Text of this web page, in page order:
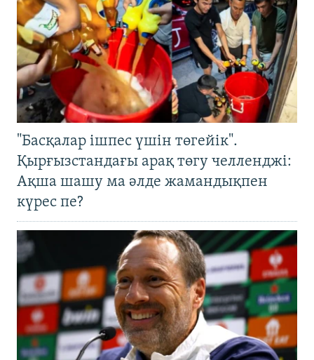
"Басқалар ішпес үшін төгейік".
Қырғызстандағы арақ төгу челленджі:
Ақша шашу ма әлде жамандықпен
күрес пе?